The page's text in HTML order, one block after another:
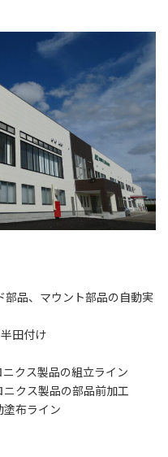
品、マウント部品の自動実
田付け
クス製品の組立ライン
クス製品の部品前加工
布ライン